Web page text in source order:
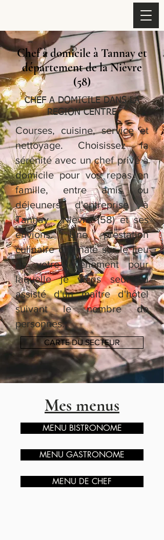
Chef à domicile à Tannay et
département de la Nièvre
(58)
CHEF A DOMICILE DANS LA
REGION CENTRE
Courses, cuisine, service et
nettoyage. Choisissez la
sérénité avec un chef privé à
domicile pour vos repas en
famille, entre amis ou
déjeuners d'entreprise à
Tannay - Nièvre (58) et ses
envions. Une prestation
culinaire originale sur le lieu
de votre évènement pour
laquelle je viens seul ou
assisté d'un maître d'hôtel
suivant le nombre de
personnes.
CARTE DU SECTEUR
Mes menus
MENU BISTRONOME
MENU GASTRONOME
MENU DE CHEF